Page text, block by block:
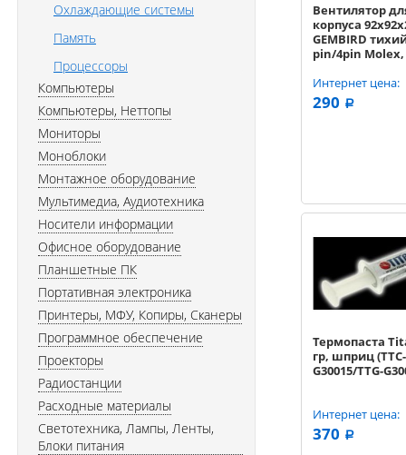
Вентилятор
корпуса
GEMBIRD
pin/4pin
Интернет цена:
290 a
Термопаста
гр, шприц (TTC-
G30015/TTG-
Интернет цена:
370 a
Охлаждающие системы
Память
Процессоры
Компьютеры
Компьютеры, Неттопы
Мониторы
Моноблоки
Монтажное оборудование
Мультимедиа, Аудиотехника
Носители информации
Офисное оборудование
Планшетные ПК
Портативная электроника
Принтеры, МФУ, Копиры, Сканеры
Программное обеспечение
Проекторы
Радиостанции
Расходные материалы
Светотехника, Лампы, Ленты,
Блоки питания